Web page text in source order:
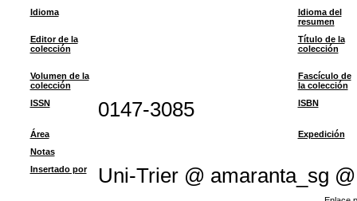
Idioma
Idioma del
resumen
Editor de la
colección
Título de la
colección
Volumen de la
colección
Fascículo de
la colección
ISSN
0147-3085 ISBN
Área
Expedición
Notas
Insertado por
Uni-Trier @ amaranta_sg @